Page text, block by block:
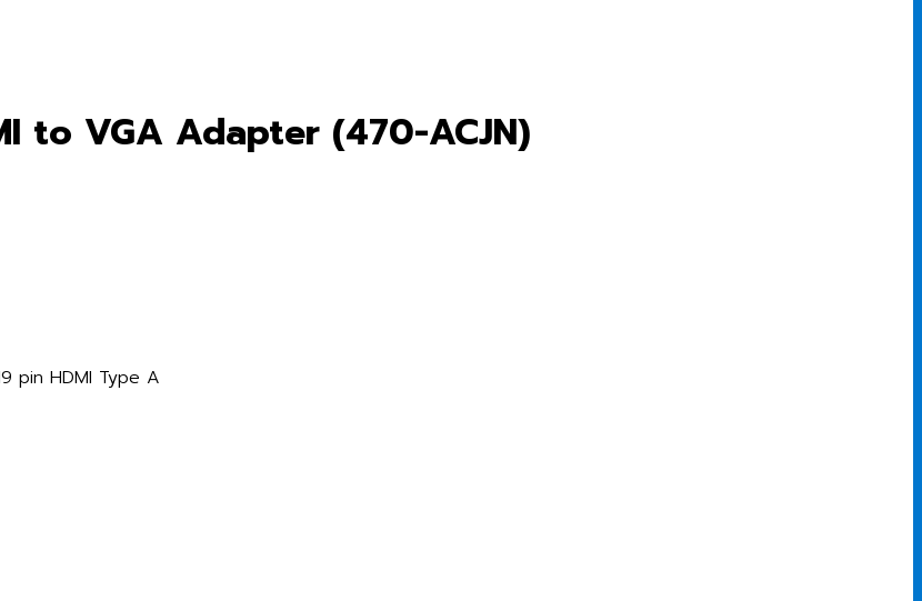
to VGA Adapter (470-ACJN)
pin HDMI Type A